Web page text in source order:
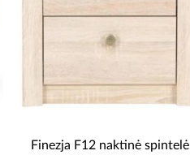
Finezja F12 naktinė spintelė